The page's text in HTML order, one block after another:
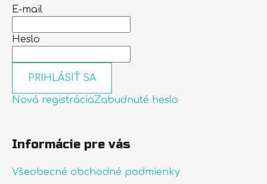
E-mail
Heslo
PRIHLÁSIŤ SA
Nová registráciaZabudnuté heslo
Informácie pre vás
Všeobecné obchodné podmienky